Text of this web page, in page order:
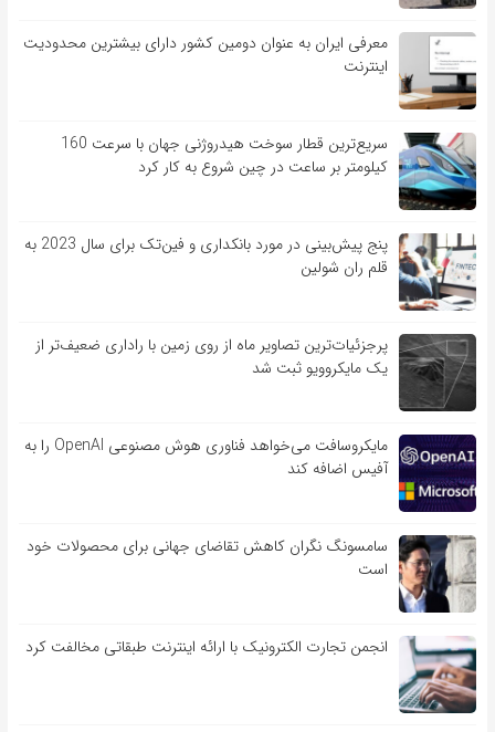
معرفی ایران به عنوان دومین کشور دارای بیشترین محدودیت
اینترنت
سریع‌ترین قطار سوخت هیدروژنی جهان با سرعت 160
کیلومتر بر ساعت در چین شروع به کار کرد
پنج پیش‌بینی در مورد بانکداری و فین‌تک برای سال 2023 به
قلم ران شولین
پرجزئیات‌ترین تصاویر ماه از روی زمین با راداری ضعیف‌تر از
یک مایکروویو ثبت شد
مایکروسافت می‌خواهد فناوری هوش مصنوعی OpenAI را به
آفیس اضافه کند
سامسونگ نگران کاهش تقاضای جهانی برای محصولات خود
است
انجمن تجارت الکترونیک با ارائه اینترنت طبقاتی مخالفت کرد